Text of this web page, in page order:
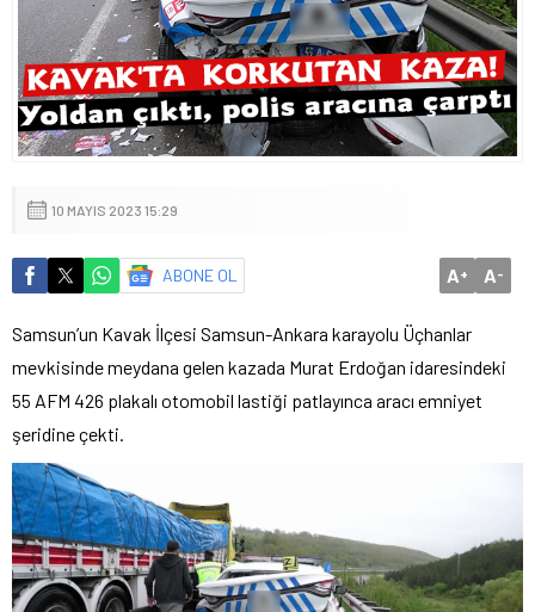
10 MAYIS 2023 15:29
ABONE OL A+ A-
Samsun’un Kavak İlçesi Samsun-Ankara karayolu Üçhanlar
mevkisinde meydana gelen kazada Murat Erdoğan idaresindeki
55 AFM 426 plakalı otomobil lastiği patlayınca aracı emniyet
şeridine çekti.